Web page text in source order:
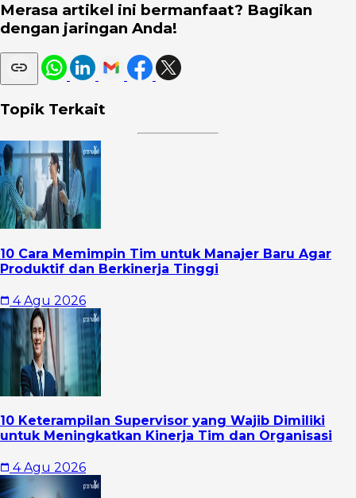
Merasa artikel ini bermanfaat? Bagikan
dengan jaringan Anda!
Topik Terkait
10 Cara Memimpin Tim untuk Manajer Baru Agar
Produktif dan Berkinerja Tinggi
4 Agu 2026
10 Keterampilan Supervisor yang Wajib Dimiliki
untuk Meningkatkan Kinerja Tim dan Organisasi
4 Agu 2026